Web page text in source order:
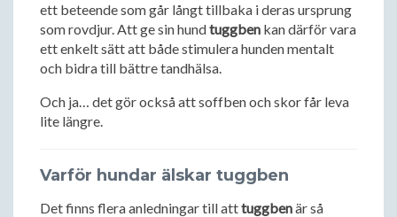
ett beteende som går långt tillbaka i deras ursprung
som rovdjur. Att ge sin hundtuggben kan därför vara
ett enkelt sätt att både stimulera hunden mentalt
och bidra till bättre tandhälsa.
Och ja… det gör också att soffben och skor får leva
lite längre.
Varför hundar älskar tuggben
Det finns flera anledningar till atttuggbenär så